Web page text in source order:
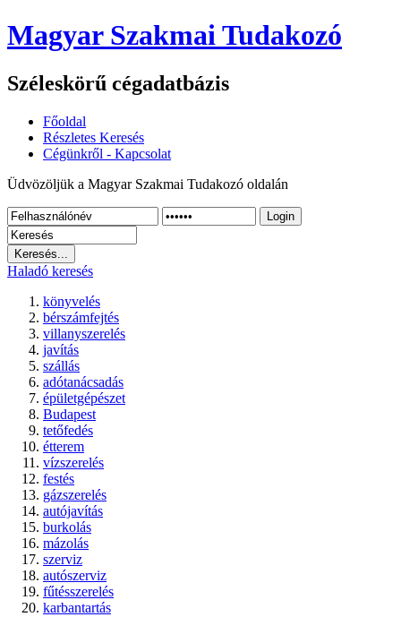
Magyar Szakmai Tudakozó
Széleskörű cégadatbázis
Főoldal
Részletes Keresés
Cégünkről - Kapcsolat
Üdvözöljük a Magyar Szakmai Tudakozó oldalán
Login
Haladó keresés
könyvelés
bérszámfejtés
villanyszerelés
javítás
szállás
adótanácsadás
épületgépészet
Budapest
tetőfedés
étterem
vízszerelés
festés
gázszerelés
autójavítás
burkolás
mázolás
szerviz
autószerviz
fűtésszerelés
karbantartás